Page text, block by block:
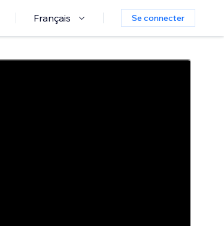
Français Se connecter